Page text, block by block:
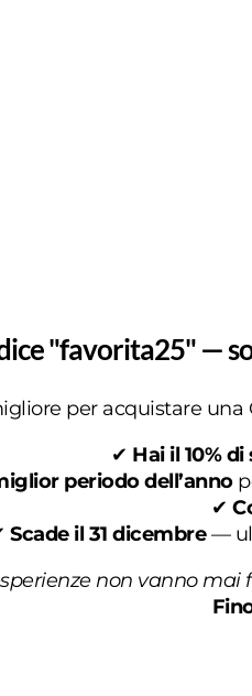
"favorita25" —
per acquistare una
✔ Hai il 10%
periodo dell’anno
✔
Scade il 31 dicembre—
non vanno mai